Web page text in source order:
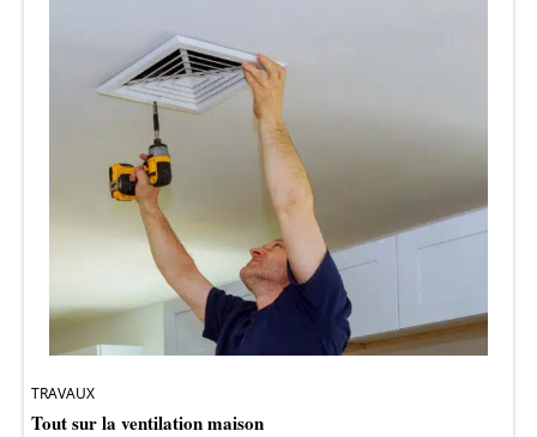
TRAVAUX
Tout sur la ventilation maison